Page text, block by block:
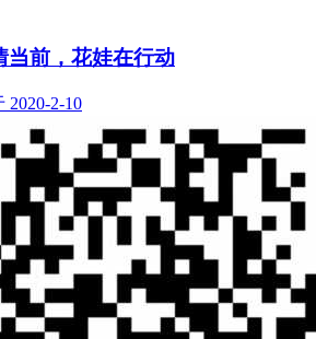
当前，花娃在行动
2020-2-10